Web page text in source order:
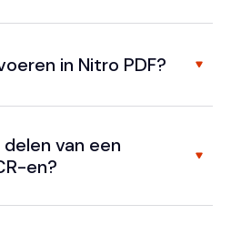
in Nitro PDF?
van een
en?